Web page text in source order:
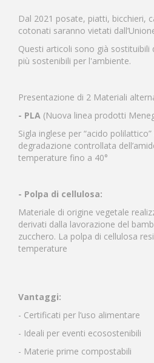
Dal 2021 posate, piatti, bicchieri,
cotonati saranno vietati
Questi articoli sono già sostituibili
più sostenibili per l'ambiente.
Presentazione di 2 Materiali
- PLA (Nuova linea prodotti
Sigla inglese per “acido
degradazione controllata
temperature fino a 40°
- Polpa di cellulosa:
Materiale di origine vegetale
derivati dalla lavorazione del
zucchero. La polpa di cellulosa
temperature
Vantaggi:
- Certificati per l’uso alimentare
- Ideali per eventi ecosostenibili
- Materie prime compostabili